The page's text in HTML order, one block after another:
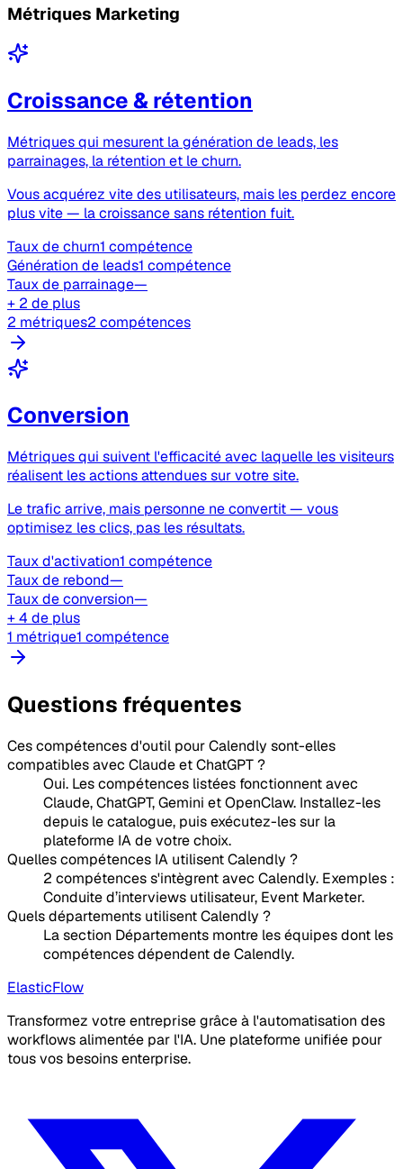
Métriques Marketing
Croissance & rétention
Métriques qui mesurent la génération de leads, les
parrainages, la rétention et le churn.
Vous acquérez vite des utilisateurs, mais les perdez encore
plus vite — la croissance sans rétention fuit.
Taux de churn1 compétence
Génération de leads1 compétence
Taux de parrainage—
+ 2 de plus
2 métriques2 compétences
Conversion
Métriques qui suivent l'efficacité avec laquelle les visiteurs
réalisent les actions attendues sur votre site.
Le trafic arrive, mais personne ne convertit — vous
optimisez les clics, pas les résultats.
Taux d'activation1 compétence
Taux de rebond—
Taux de conversion—
+ 4 de plus
1 métrique1 compétence
Questions fréquentes
Ces compétences d'outil pour Calendly sont-elles
compatibles avec Claude et ChatGPT ?
Oui. Les compétences listées fonctionnent avec
Claude, ChatGPT, Gemini et OpenClaw. Installez-les
depuis le catalogue, puis exécutez-les sur la
plateforme IA de votre choix.
Quelles compétences IA utilisent Calendly ?
2 compétences s'intègrent avec Calendly. Exemples :
Conduite d’interviews utilisateur, Event Marketer.
Quels départements utilisent Calendly ?
La section Départements montre les équipes dont les
compétences dépendent de Calendly.
ElasticFlow
Transformez votre entreprise grâce à l'automatisation des
workflows alimentée par l'IA. Une plateforme unifiée pour
tous vos besoins enterprise.